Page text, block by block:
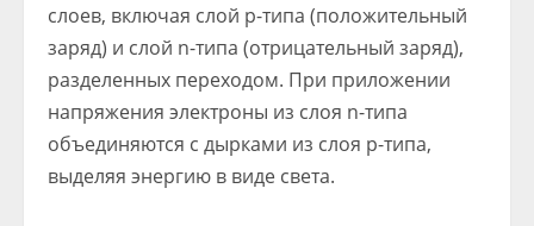
слоев, включая слой p-типа (положительный
заряд) и слой n-типа (отрицательный заряд),
разделенных переходом. При приложении
напряжения электроны из слоя n-типа
объединяются с дырками из слоя p-типа,
выделяя энергию в виде света.